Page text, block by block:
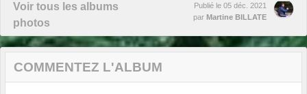
Voir tous les albums
photos
Publié le 05 déc. 2021
par Martine BILLATE
COMMENTEZ L'ALBUM